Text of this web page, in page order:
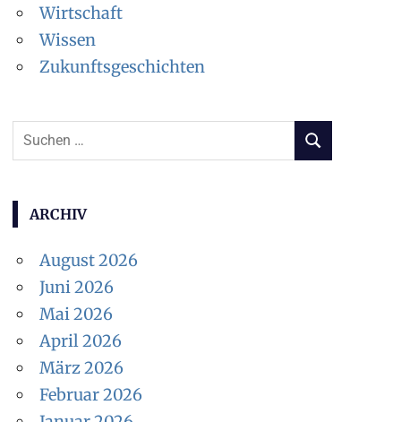
Wirtschaft
Wissen
Zukunftsgeschichten
u
n
n
a
c
h
:
S
ARCHIV
August 2026
Juni 2026
Mai 2026
April 2026
März 2026
Februar 2026